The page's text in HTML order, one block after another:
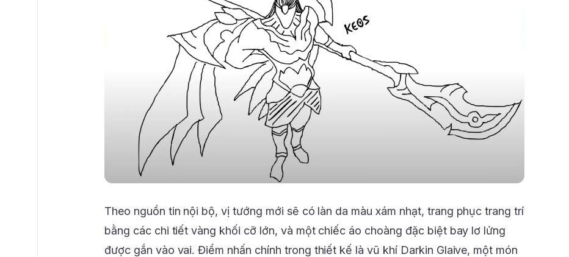
Theo nguồn tin nội bộ, vị tướng mới sẽ có làn da màu xám nhạt, trang phục trang trí
bằng các chi tiết vàng khối cỡ lớn, và một chiếc áo choàng đặc biệt bay lơ lửng
được gắn vào vai. Điểm nhấn chính trong thiết kế là vũ khí Darkin Glaive, một món